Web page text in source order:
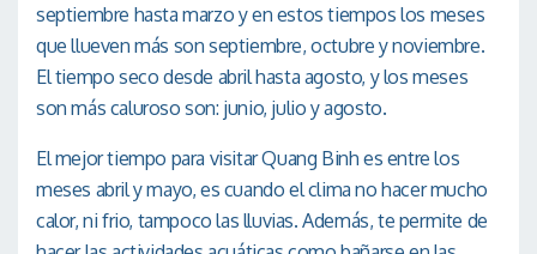
septiembre hasta marzo y en estos tiempos los meses
que llueven más son septiembre, octubre y noviembre.
El tiempo seco desde abril hasta agosto, y los meses
son más caluroso son: junio, julio y agosto.
El mejor tiempo para visitar Quang Binh es entre los
meses abril y mayo, es cuando el clima no hacer mucho
calor, ni frio, tampoco las lluvias. Además, te permite de